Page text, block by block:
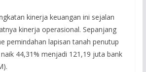
kinerja keuangan ini sejalan
kinerja operasional. Sepanjang
pemindahan lapisan tanah penutup
44,31% menjadi 121,19 juta bank